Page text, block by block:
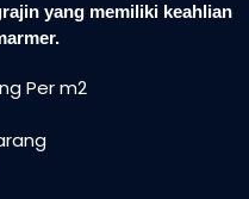
yang memiliki keahlian
Per m2